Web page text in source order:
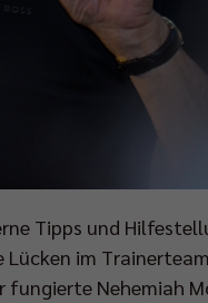
Tipps und
Lücken im
fungierte Nehemiah